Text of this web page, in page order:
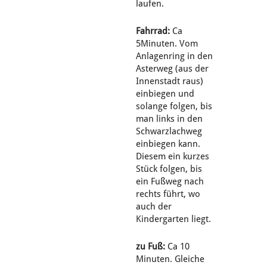
laufen.
Fahrrad: Ca
5Minuten. Vom
Anlagenring in den
Asterweg (aus der
Innenstadt raus)
einbiegen und
solange folgen, bis
man links in den
Schwarzlachweg
einbiegen kann.
Diesem ein kurzes
Stück folgen, bis
ein Fußweg nach
rechts führt, wo
auch der
Kindergarten liegt.
zu Fuß: Ca 10
Minuten. Gleiche